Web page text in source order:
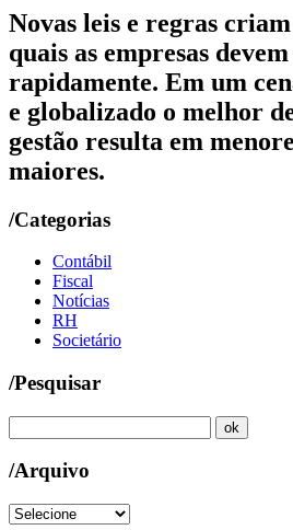
Novas leis e regras criam
quais as empresas
rapidamente. Em um
e globalizado o melhor
gestão resulta em
maiores.
/Categorias
Contábil
Fiscal
Notícias
RH
Societário
/Pesquisar
/Arquivo